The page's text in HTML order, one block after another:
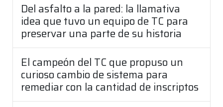
Del asfalto a la pared: la llamativa
idea que tuvo un equipo de TC para
preservar una parte de su historia
El campeón del TC que propuso un
curioso cambio de sistema para
remediar con la cantidad de inscriptos